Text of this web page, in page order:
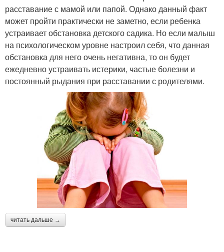
расставание с мамой или папой. Однако данный факт
может пройти практически не заметно, если ребенка
устраивает обстановка детского садика. Но если малыш
на психологическом уровне настроил себя, что данная
обстановка для него очень негативна, то он будет
ежедневно устраивать истерики, частые болезни и
постоянный рыдания при расставании с родителями.
читать дальше →